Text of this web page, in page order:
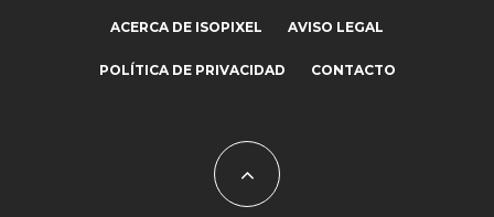
ACERCA DE ISOPIXEL AVISO LEGAL
POLÍTICA DE PRIVACIDAD CONTACTO